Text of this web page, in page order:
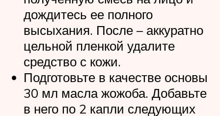
дождитесь ее полного
высыхания. После – аккуратно
цельной пленкой удалите
средство с кожи.
Подготовьте в качестве основы
30 мл масла жожоба. Добавьте
в него по 2 капли следующих